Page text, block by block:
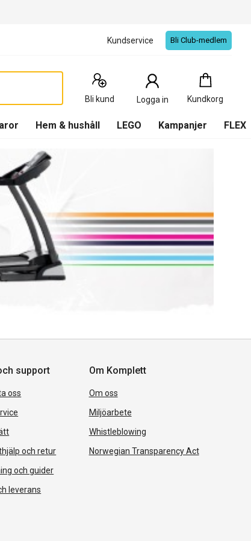
Kundservice Bli Club-medlem
Bli kund Logga in Kundkorg
Kundkorg
0
Produkter
Hem & hushåll LEGO Kampanjer FLEX
support
oss
och retur
och guider
leverans
Om Komplett
Om oss
Miljöarbete
Whistleblowing
Norwegian Transparency Act